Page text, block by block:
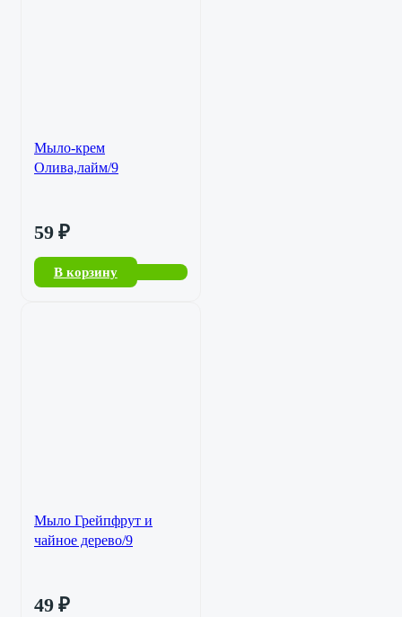
Мыло-крем
Олива,лайм/9
59 ₽
В корзину
Мыло Грейпфрут и
чайное дерево/9
49 ₽